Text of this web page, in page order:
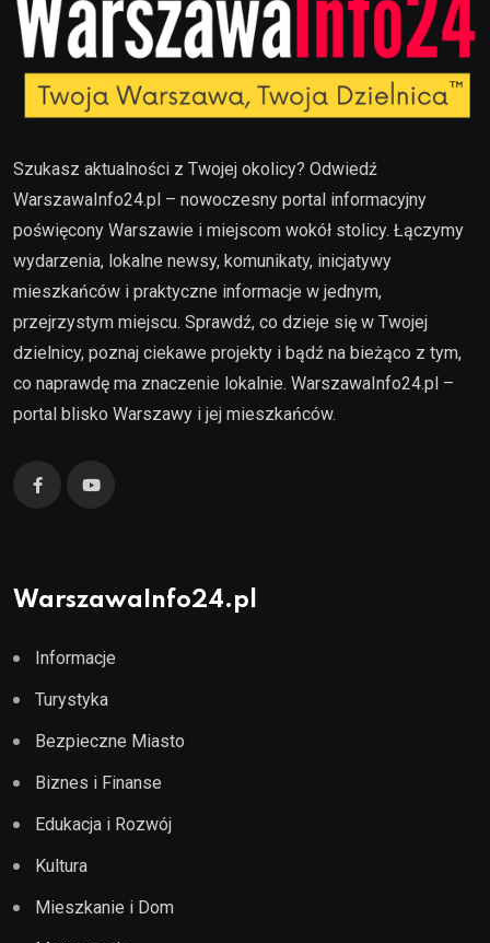
Szukasz aktualności z Twojej okolicy? Odwiedź
WarszawaInfo24.pl – nowoczesny portal informacyjny
poświęcony Warszawie i miejscom wokół stolicy. Łączymy
wydarzenia, lokalne newsy, komunikaty, inicjatywy
mieszkańców i praktyczne informacje w jednym,
przejrzystym miejscu. Sprawdź, co dzieje się w Twojej
dzielnicy, poznaj ciekawe projekty i bądź na bieżąco z tym,
co naprawdę ma znaczenie lokalnie. WarszawaInfo24.pl –
portal blisko Warszawy i jej mieszkańców.
WarszawaInfo24.pl
Informacje
Turystyka
Bezpieczne Miasto
Biznes i Finanse
Edukacja i Rozwój
Kultura
Mieszkanie i Dom